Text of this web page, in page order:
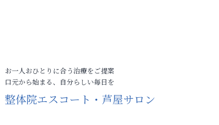
お一人おひとりに合う治療をご提案
口元から始まる、自分らしい毎日を
整体院エスコート・芦屋サロン